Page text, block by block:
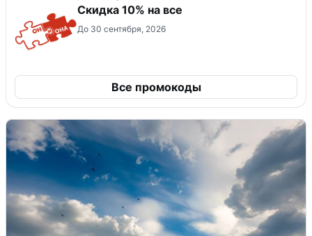
Скидка 10% на все
До 30 сентября, 2026
Все промокоды